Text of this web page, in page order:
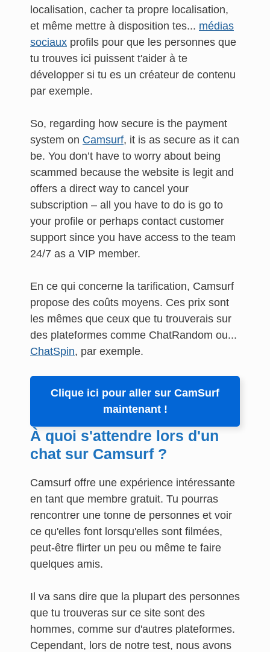
localisation, cacher ta propre localisation,
et même mettre à disposition tes... médias
sociaux profils pour que les personnes que
tu trouves ici puissent t'aider à te
développer si tu es un créateur de contenu
par exemple.
So, regarding how secure is the payment
system on Camsurf, it is as secure as it can
be. You don’t have to worry about being
scammed because the website is legit and
offers a direct way to cancel your
subscription – all you have to do is go to
your profile or perhaps contact customer
support since you have access to the team
24/7 as a VIP member.
En ce qui concerne la tarification, Camsurf
propose des coûts moyens. Ces prix sont
les mêmes que ceux que tu trouverais sur
des plateformes comme ChatRandom ou...
ChatSpin, par exemple.
Clique ici pour aller sur CamSurf
maintenant !
À quoi s'attendre lors d'un
chat sur Camsurf ?
Camsurf offre une expérience intéressante
en tant que membre gratuit. Tu pourras
rencontrer une tonne de personnes et voir
ce qu'elles font lorsqu'elles sont filmées,
peut-être flirter un peu ou même te faire
quelques amis.
Il va sans dire que la plupart des personnes
que tu trouveras sur ce site sont des
hommes, comme sur d'autres plateformes.
Cependant, lors de notre test, nous avons